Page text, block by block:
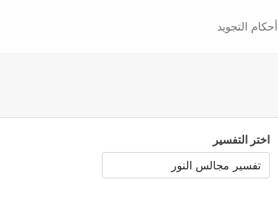
أحكام التجويد
اختر التفسير